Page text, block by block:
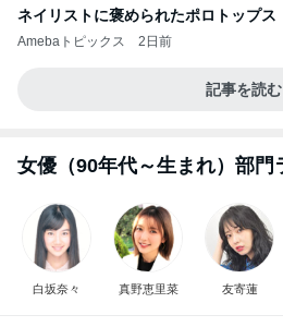
ネイリストに褒められたポロトップス
Amebaトピックス 2日前
記事を読む
女優（90年代～生まれ）部門
白坂奈々 真野恵里菜 友寄蓮